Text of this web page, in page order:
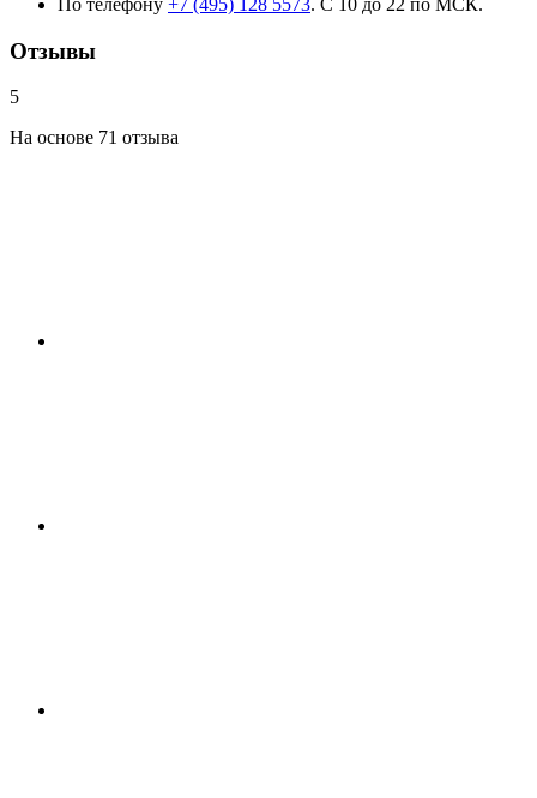
По телефону +7 (495) 128 5573. С 10 до 22 по МСК.
Отзывы
5
На основе 71 отзыва